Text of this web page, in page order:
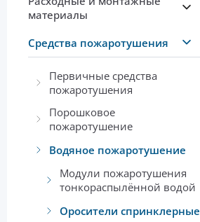
материалы
Средства пожаротушения
Первичные средства
пожаротушения
Порошковое
пожаротушение
Водяное пожаротушение
Модули пожаротушения
тонкораспылённой водой
Оросители спринклерные